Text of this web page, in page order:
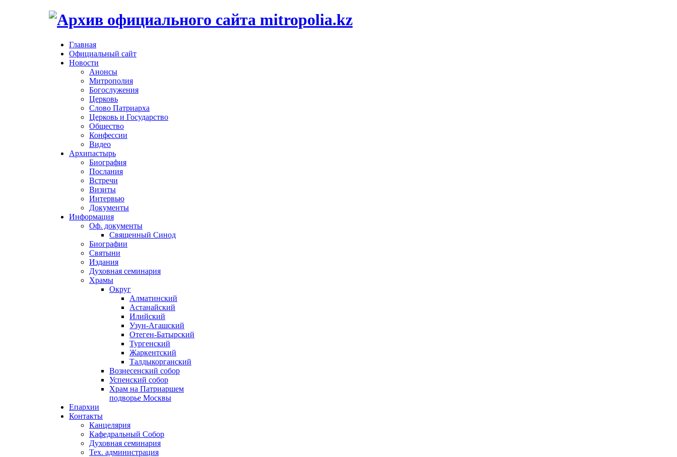
Главная
Официальный сайт
Новости
Анонсы
Митрополия
Богослужения
Церковь
Слово Патриарха
Церковь и Государство
Общество
Конфессии
Видео
Архипастырь
Биография
Послания
Встречи
Визиты
Интервью
Документы
Информация
Оф. документы
Священный Синод
Биографии
Святыни
Издания
Духовная семинария
Храмы
Округ
Алматинский
Астанайский
Илийский
Узун-Агашский
Отеген-Батырский
Тургенский
Жаркентский
Талдыкорганский
Вознесенский собор
Успенский собор
Храм на Патриаршем
подворье Москвы
Епархии
Контакты
Канцелярия
Кафедральный Собор
Духовная семинария
Тех. администрация